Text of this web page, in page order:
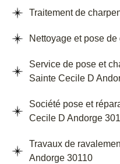
Traitement de
Nettoyage et pose
Service de pose et
Sainte Cecile D
Société pose et
Cecile D Andorge
Travaux de
Andorge 30110